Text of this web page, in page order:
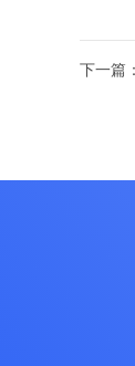
下一篇：